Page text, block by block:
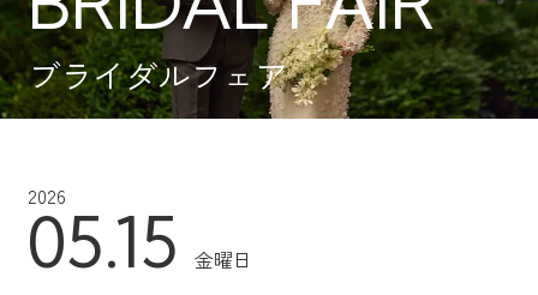
ブライダルフェア
2026
05.15 金曜日